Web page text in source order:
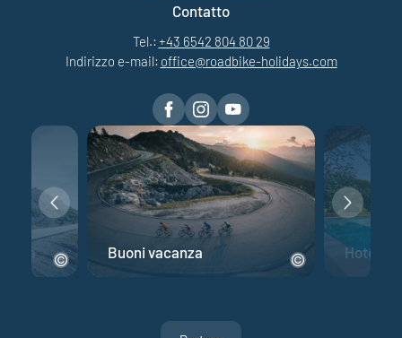
Contatto
Tel.: +43 6542 804 80 29
Indirizzo e-mail: office@roadbike-holidays.com
Buoni vacanza Hotel